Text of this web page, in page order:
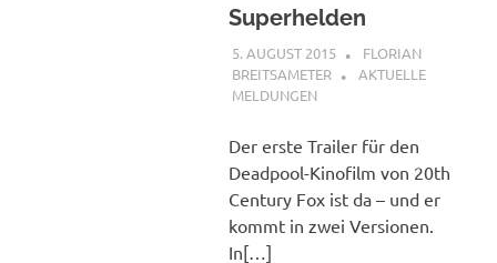
Superhelden
5. AUGUST 2015
FLORIAN
BREITSAMETER
AKTUELLE
MELDUNGEN
Der erste Trailer für den
Deadpool-Kinofilm von 20th
Century Fox ist da – und er
kommt in zwei Versionen.
In[…]